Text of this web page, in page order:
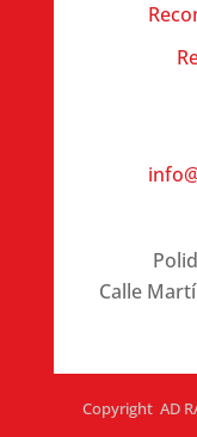
Calle
Copyright AD